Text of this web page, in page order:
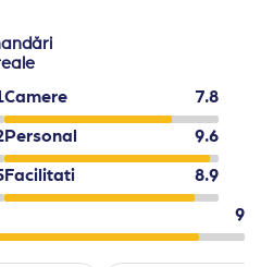
este obligatoriu in
de a modifica
Camere 7.8
Personal 9.6
Facilitati 8.9
9